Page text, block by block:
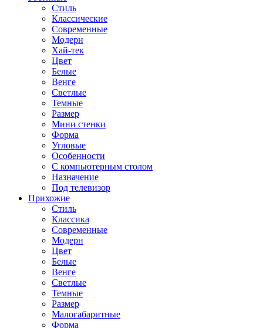
Стиль
Классические
Современные
Модерн
Хай-тек
Цвет
Белые
Венге
Светлые
Темные
Размер
Мини стенки
Форма
Угловые
Особенности
С компьютерным столом
Назначение
Под телевизор
Прихожие
Стиль
Классика
Современные
Модерн
Цвет
Белые
Венге
Светлые
Темные
Размер
Малогабаритные
Форма